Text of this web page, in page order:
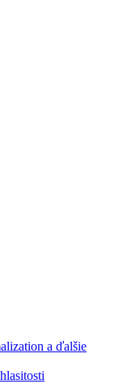
a ďalšie